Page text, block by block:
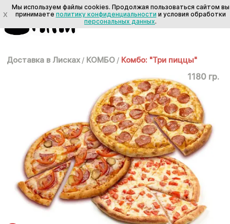
Доставка в Лисках / КОМБО / Комбо: "Три пиццы"
1180 гр.
X
Мы используем файлы cookies. Продолжая пользоваться сайтом вы
принимаете политику конфиденциальности и условия обработки
персональных данных.